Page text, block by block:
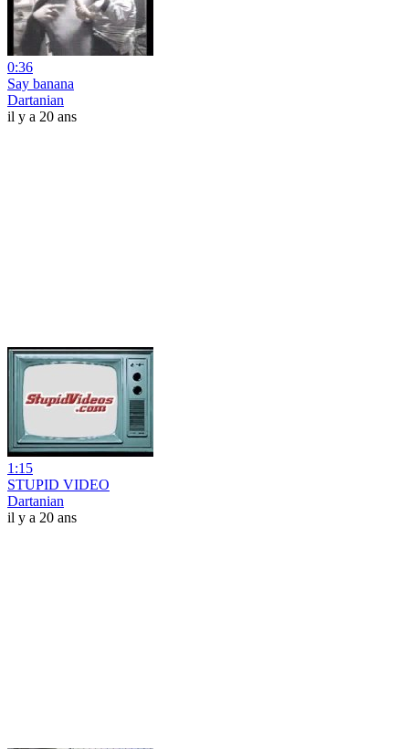
0:36
Say banana
Dartanian
il y a 20 ans
1:15
STUPID VIDEO
Dartanian
il y a 20 ans